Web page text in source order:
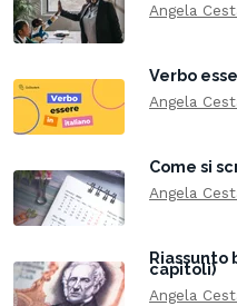
Angela
Verbo
Angela
Come si
Angela
Riassunto
capitoli)
Angela